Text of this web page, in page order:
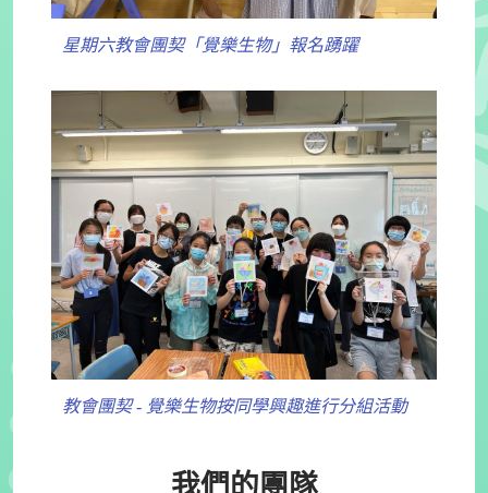
星期六教會團契「覺樂生物」報名踴躍
教會團契 - 覺樂生物按同學興趣進行分組活動
我們的團隊